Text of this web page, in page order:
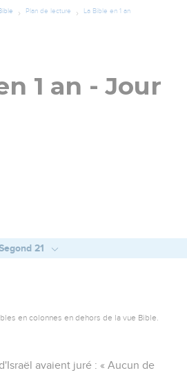
Plan de lecture La Bible en 1 an
1 an - Jour
21
en colonnes en dehors de la vue Bible.
avaient juré : « Aucun de